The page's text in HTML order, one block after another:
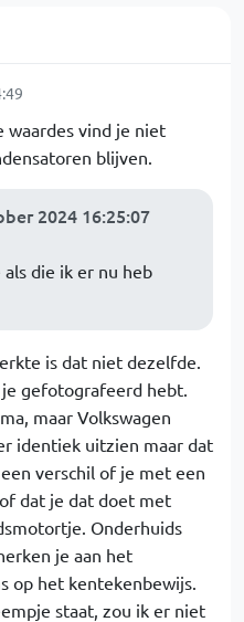
waardes vind je niet
blijven.
2024 16:25:07
die ik er nu heb
is dat niet dezelfde.
gefotografeerd hebt.
maar Volkswagen
identiek uitzien maar dat
verschil of je met een
dat je dat doet met
Onderhuids
je aan het
op het kentekenbewijs.
staat, zou ik er niet